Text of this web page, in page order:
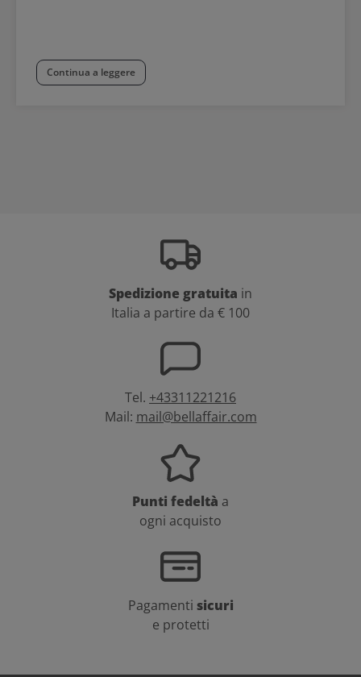
Continua a leggere
Spedizione gratuita in
Italia a partire da € 100
Tel. +43311221216
Mail: mail@bellaffair.com
Punti fedeltà a
ogni acquisto
Pagamenti sicuri
e protetti